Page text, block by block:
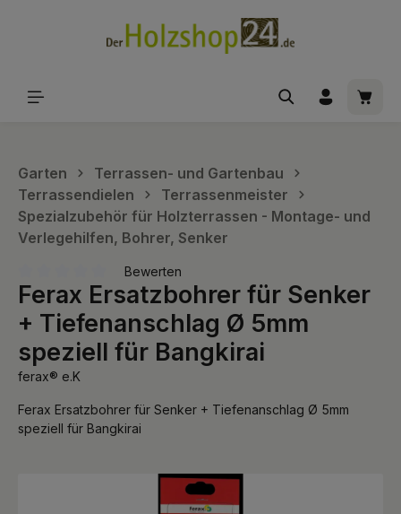
Garten
Terrassen- und Gartenbau
Terrassendielen
Terrassenmeister
Spezialzubehör für Holzterrassen - Montage- und
Verlegehilfen, Bohrer, Senker
Durchschnittliche Bewertung von 0 von 5 Sternen
Bewerten
Ferax Ersatzbohrer für Senker
+ Tiefenanschlag Ø 5mm
speziell für Bangkirai
ferax® e.K
Ferax Ersatzbohrer für Senker + Tiefenanschlag Ø 5mm
speziell für Bangkirai
Bildergalerie überspringen